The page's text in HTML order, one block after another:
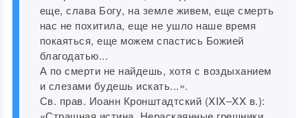
еще, слава Богу, на земле живем, еще смерть
нас не похитила, еще не ушло наше время
покаяться, еще можем спастись Божией
благодатью...
А по смерти не найдешь, хотя с воздыханием
и слезами будешь искать...».
Св. прав. Иоанн Кронштадтский (XIX‒XX в.):